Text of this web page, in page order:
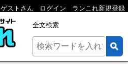
ゲストさん ログイン ランこれ新規登録
全文検索